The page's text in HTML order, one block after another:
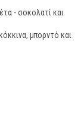
- σοκολατί και
μπορντό και